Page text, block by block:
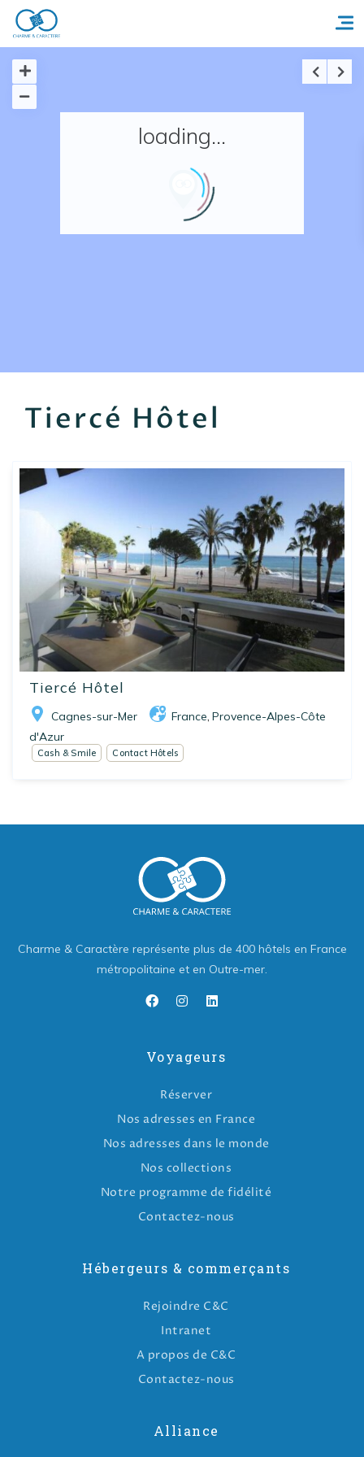
Accueil
Nos adresses en France
loading...
Tiercé Hôtel
Tiercé Hôtel
Cagnes-sur-Mer France Provence-Alpes-Côte
d'Azur
Cash & Smile Contact Hôtels
Charme & Caractère représente plus de 400 hôtels en France
métropolitaine et en Outre-mer.
Voyageurs
Réserver
Nos adresses en France
Nos adresses dans le monde
Nos collections
Notre programme de fidélité
Contactez-nous
Hébergeurs & commerçants
Rejoindre C&C
Intranet
A propos de C&C
Contactez-nous
Alliance